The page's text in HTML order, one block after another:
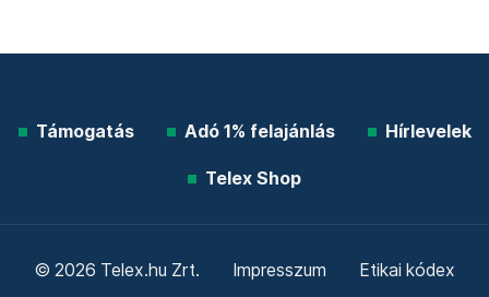
Támogatás Adó 1% felajánlás Hírlevelek
Telex Shop
© 2026 Telex.hu Zrt. Impresszum Etikai kódex